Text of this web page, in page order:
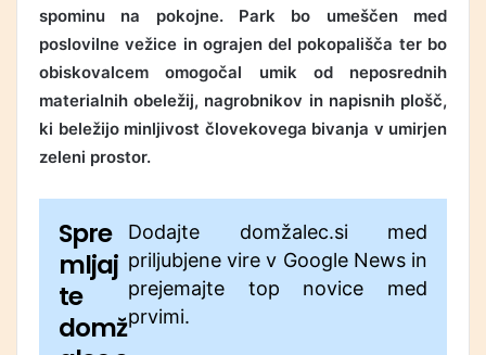
spominu na pokojne. Park bo umeščen med
poslovilne vežice in ograjen del pokopališča ter bo
obiskovalcem omogočal umik od neposrednih
materialnih obeležij, nagrobnikov in napisnih plošč,
ki beležijo minljivost človekovega bivanja v umirjen
zeleni prostor.
Spre
mljaj
te
domž
Dodajte domžalec.si med
priljubjene vire v Google News in
prejemajte top novice med
prvimi.